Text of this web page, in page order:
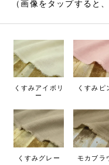
（画像をタップすると
くすみアイボリ
ー
くすみピ
くすみグレー モカブラ